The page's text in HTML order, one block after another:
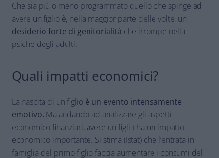
Che sia più o meno programmato quello che spinge ad
avere un figlio è, nella maggior parte delle volte, un
desiderio forte di genitorialità che irrompe nella
psiche degli adulti.
Quali impatti economici?
La nascita di un figlio è un evento intensamente
emotivo. Ma andando ad analizzare gli aspetti
economico finanziari, avere un figlio ha un impatto
economico importante. Si stima (Istat) che l’entrata in
famiglia del primo figlio faccia aumentare i consumi del